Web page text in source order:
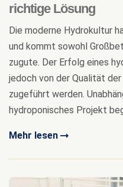
richtige Lösung
Die moderne Hydrokultur
und kommt sowohl
zugute. Der Erfolg eines
jedoch von der Qualität
zugeführt werden.
hydroponisches Projekt
Mehr lesen